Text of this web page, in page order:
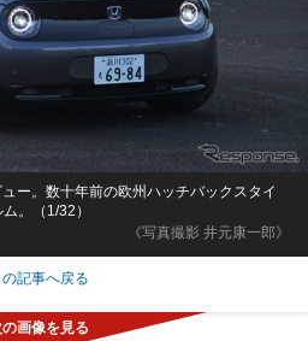
《写真撮影 井元康一郎》
ー。数十年前の欧州ハッチバックスタイ
。（1/32）
の記事へ戻る